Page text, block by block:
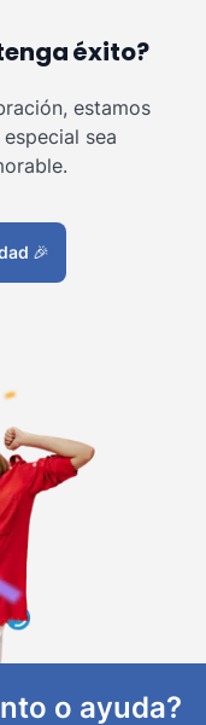
éxito?
estamos
sea
🎉
o ayuda?